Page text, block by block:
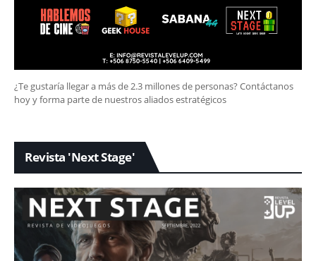
¿Te gustaría llegar a más de 2.3 millones de personas? Contáctanos
hoy y forma parte de nuestros aliados estratégicos
Revista 'Next Stage'